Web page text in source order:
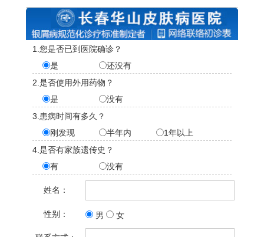
1.您是否已到医院确诊？
是
还没有
2.是否使用外用药物？
是
没有
3.患病时间有多久？
刚发现
半年内
1年以上
4.是否有家族遗传史？
有
没有
姓名：
性别： 男 女